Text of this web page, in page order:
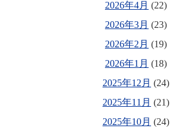
2026年4月 (22)
2026年3月 (23)
2026年2月 (19)
2026年1月 (18)
2025年12月 (24)
2025年11月 (21)
2025年10月 (24)